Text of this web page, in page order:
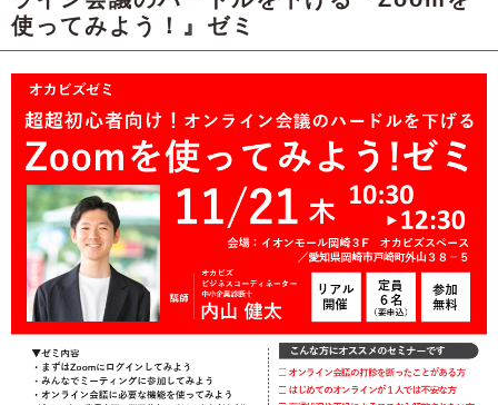
使ってみよう！』ゼミ